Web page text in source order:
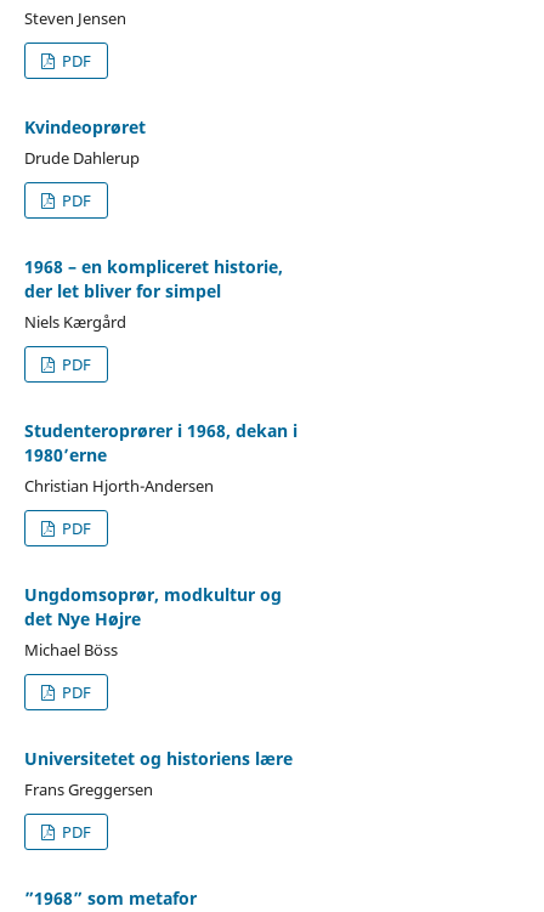
Steven Jensen
PDF
Kvindeoprøret
Drude Dahlerup
PDF
1968 – en kompliceret historie,
der let bliver for simpel
Niels Kærgård
PDF
Studenteroprører i 1968, dekan i
1980’erne
Christian Hjorth-Andersen
PDF
Ungdomsoprør, modkultur og
det Nye Højre
Michael Böss
PDF
Universitetet og historiens lære
Frans Greggersen
PDF
”1968” som metafor